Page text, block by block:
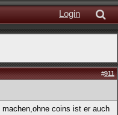
Login
#911
coins ist er auch